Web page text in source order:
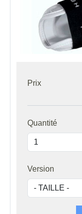
Prix
Quantité
Version